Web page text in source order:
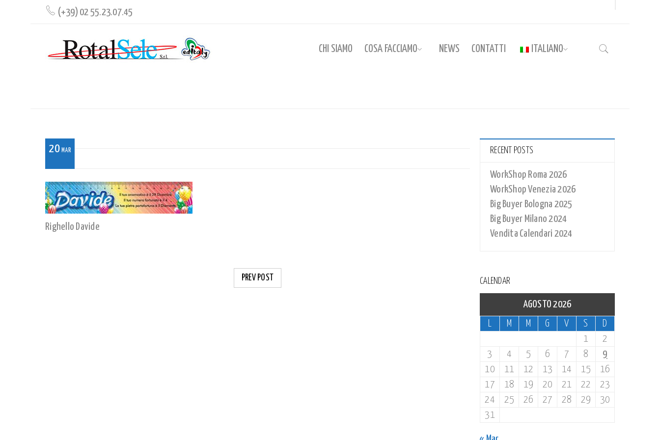
(+39) 02 55.23.07.45
CHI SIAMO COSA FACCIAMO NEWS CONTATTI ITALIANO
20 MAR
Righello Davide
PREV POST
RECENT POSTS
WorkShop Roma 2026
WorkShop Venezia 2026
Big Buyer Bologna 2025
Big Buyer Milano 2024
Vendita Calendari 2024
CALENDAR
AGOSTO 2026
L
M M G V S
D
1
2
3
4 5 6 7 8
9
10
11 12 13 14 15
16
17
18 19 20 21 22
23
24
25 26 27 28 29
30
31